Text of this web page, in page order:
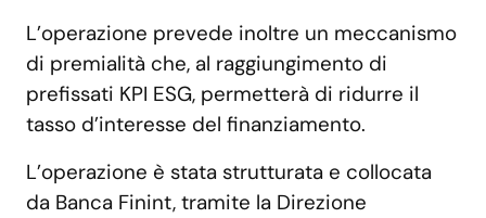
L’operazione prevede inoltre un meccanismo
di premialità che, al raggiungimento di
prefissati KPI ESG, permetterà di ridurre il
tasso d’interesse del finanziamento.
L’operazione è stata strutturata e collocata
da Banca Finint, tramite la Direzione